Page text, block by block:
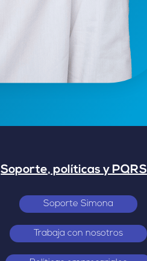
Soporte, políticas y PQRS
Soporte Simona
Trabaja con nosotros